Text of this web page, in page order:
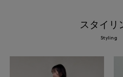
スタイリ
Styling